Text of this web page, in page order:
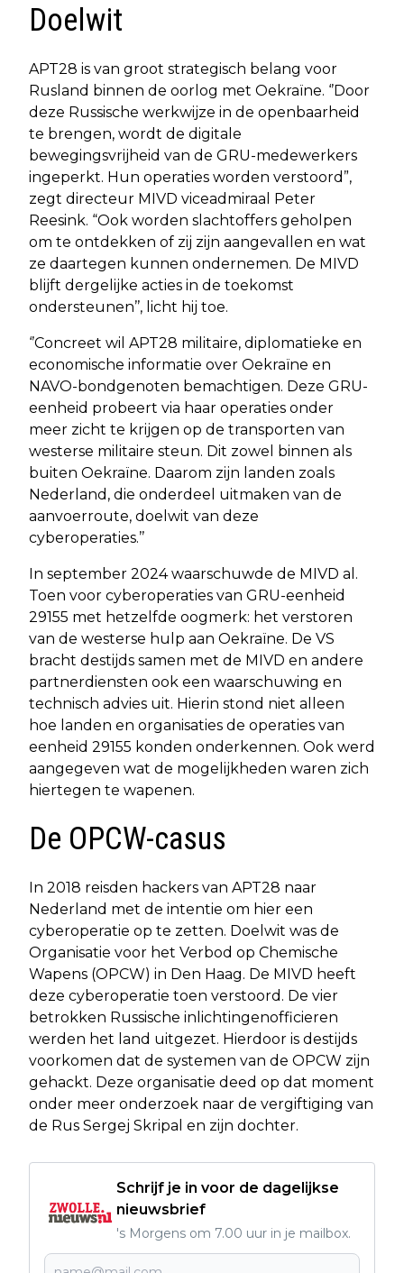
Doelwit
APT28 is van groot strategisch belang voor
Rusland binnen de oorlog met Oekraïne. ‘’Door
deze Russische werkwijze in de openbaarheid
te brengen, wordt de digitale
bewegingsvrijheid van de GRU-medewerkers
ingeperkt. Hun operaties worden verstoord”,
zegt directeur MIVD viceadmiraal Peter
Reesink. “Ook worden slachtoffers geholpen
om te ontdekken of zij zijn aangevallen en wat
ze daartegen kunnen ondernemen. De MIVD
blijft dergelijke acties in de toekomst
ondersteunen’’, licht hij toe.
‘’Concreet wil APT28 militaire, diplomatieke en
economische informatie over Oekraïne en
NAVO-bondgenoten bemachtigen. Deze GRU-
eenheid probeert via haar operaties onder
meer zicht te krijgen op de transporten van
westerse militaire steun. Dit zowel binnen als
buiten Oekraïne. Daarom zijn landen zoals
Nederland, die onderdeel uitmaken van de
aanvoerroute, doelwit van deze
cyberoperaties.’’
In september 2024 waarschuwde de MIVD al.
Toen voor cyberoperaties van GRU-eenheid
29155 met hetzelfde oogmerk: het verstoren
van de westerse hulp aan Oekraïne. De VS
bracht destijds samen met de MIVD en andere
partnerdiensten ook een waarschuwing en
technisch advies uit. Hierin stond niet alleen
hoe landen en organisaties de operaties van
eenheid 29155 konden onderkennen. Ook werd
aangegeven wat de mogelijkheden waren zich
hiertegen te wapenen.
De OPCW-casus
In 2018 reisden hackers van APT28 naar
Nederland met de intentie om hier een
cyberoperatie op te zetten. Doelwit was de
Organisatie voor het Verbod op Chemische
Wapens (OPCW) in Den Haag. De MIVD heeft
deze cyberoperatie toen verstoord. De vier
betrokken Russische inlichtingenofficieren
werden het land uitgezet. Hierdoor is destijds
voorkomen dat de systemen van de OPCW zijn
gehackt. Deze organisatie deed op dat moment
onder meer onderzoek naar de vergiftiging van
de Rus Sergej Skripal en zijn dochter.
Schrijf je in voor de dagelijkse
nieuwsbrief
's Morgens om 7.00 uur in je mailbox.